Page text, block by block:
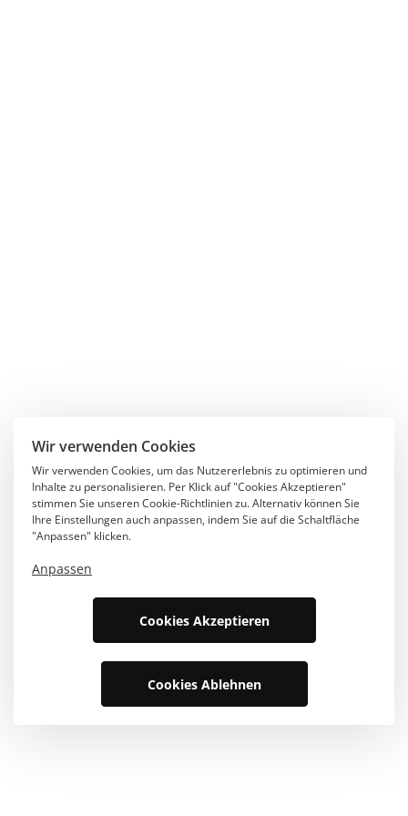
Wir verwenden Cookies
Wir verwenden Cookies, um das Nutzererlebnis zu optimieren und
Inhalte zu personalisieren. Per Klick auf "Cookies Akzeptieren"
stimmen Sie unseren Cookie-Richtlinien zu. Alternativ können Sie
Ihre Einstellungen auch anpassen, indem Sie auf die Schaltfläche
"Anpassen" klicken.
Anpassen
Cookies Akzeptieren
Cookies Ablehnen